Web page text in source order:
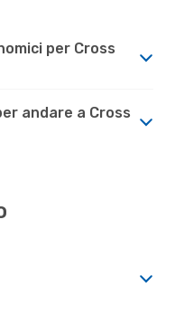
per Cross
andare a Cross